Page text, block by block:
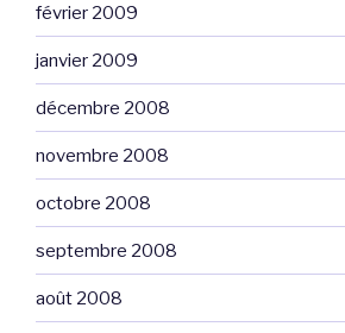
février 2009
janvier 2009
décembre 2008
novembre 2008
octobre 2008
septembre 2008
août 2008